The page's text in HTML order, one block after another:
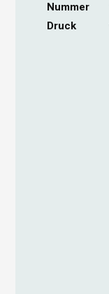
Nummer
Druck